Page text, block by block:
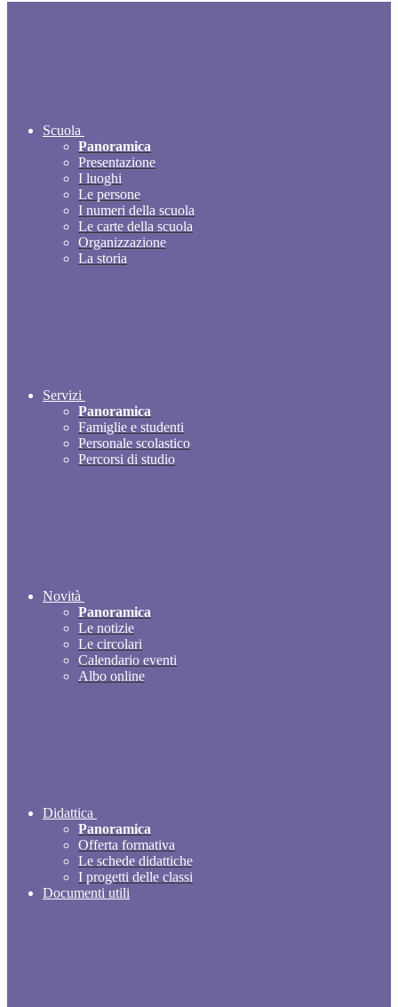
Scuola
Panoramica
Presentazione
I luoghi
Le persone
I numeri della scuola
Le carte della scuola
Organizzazione
La storia
Servizi
Panoramica
Famiglie e studenti
Personale scolastico
Percorsi di studio
Novità
Panoramica
Le notizie
Le circolari
Calendario eventi
Albo online
Didattica
Panoramica
Offerta formativa
Le schede didattiche
I progetti delle classi
Documenti utili